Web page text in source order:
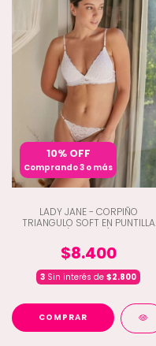
10% OFF
Comprando 3 o más
LADY JANE - CORPIÑO
TRIANGULO SOFT EN PUNTILLA
$8.400
3 Sin interés de $2.800
COMPRAR